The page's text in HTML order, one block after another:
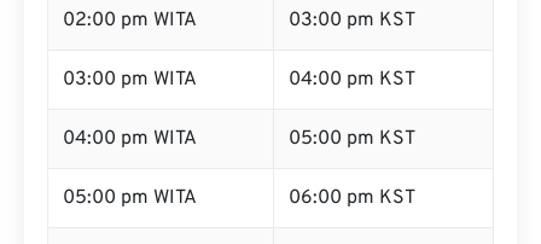
02:00 pm WITA 03:00 pm KST
03:00 pm WITA 04:00 pm KST
04:00 pm WITA 05:00 pm KST
05:00 pm WITA 06:00 pm KST